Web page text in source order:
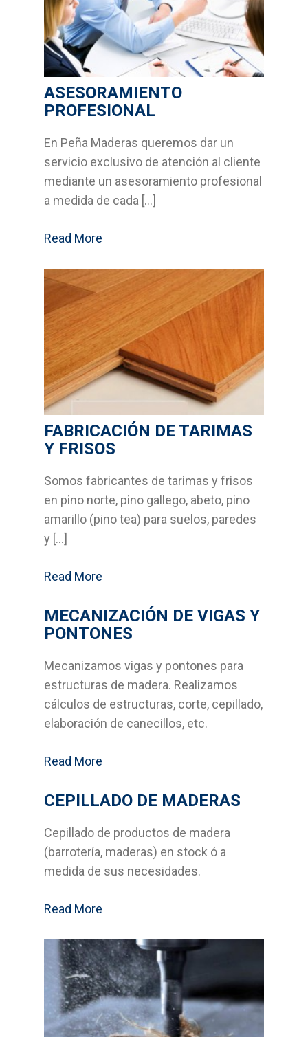
Outlet
Servicios
Aplicaciones
Soluciones en tableros
Decoración del hogar
jardinería
Estructuras y cubiertas
Compromiso
Medio Ambiente
Calidad
Desarrollo sostenible
Contacto
Noticias
ASESORAMIENTO
PROFESIONAL
En Peña Maderas queremos dar un
servicio exclusivo de atención al cliente
mediante un asesoramiento profesional
a medida de cada […]
Read More
FABRICACIÓN DE TARIMAS
Y FRISOS
Somos fabricantes de tarimas y frisos
en pino norte, pino gallego, abeto, pino
amarillo (pino tea) para suelos, paredes
y […]
Read More
MECANIZACIÓN DE VIGAS Y
PONTONES
Mecanizamos vigas y pontones para
estructuras de madera. Realizamos
cálculos de estructuras, corte, cepillado,
elaboración de canecillos, etc.
Read More
CEPILLADO DE MADERAS
Cepillado de productos de madera
(barrotería, maderas) en stock ó a
medida de sus necesidades.
Read More